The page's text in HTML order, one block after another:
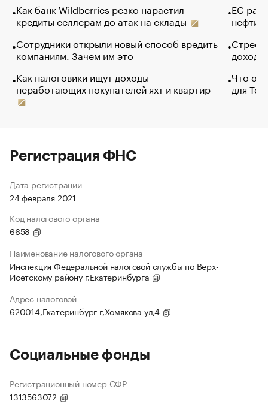
Как банк Wildberries резко нарастил
кредиты селлерам до атак на склады
Сотрудники открыли новый способ вредить
компаниям. Зачем им это
Как налоговики ищут доходы
неработающих покупателей яхт и квартир
ЕС
нефти
Что
для
Регистрация ФНС
Дата регистрации
24 февраля 2021
Код налогового органа
6658
Наименование налогового органа
Инспекция Федеральной налоговой службы по Верх-
Исетскому району г.Екатеринбурга
Адрес налоговой
620014,Екатеринбург г,Хомякова ул,4
Социальные фонды
Регистрационный номер СФР
1313563072